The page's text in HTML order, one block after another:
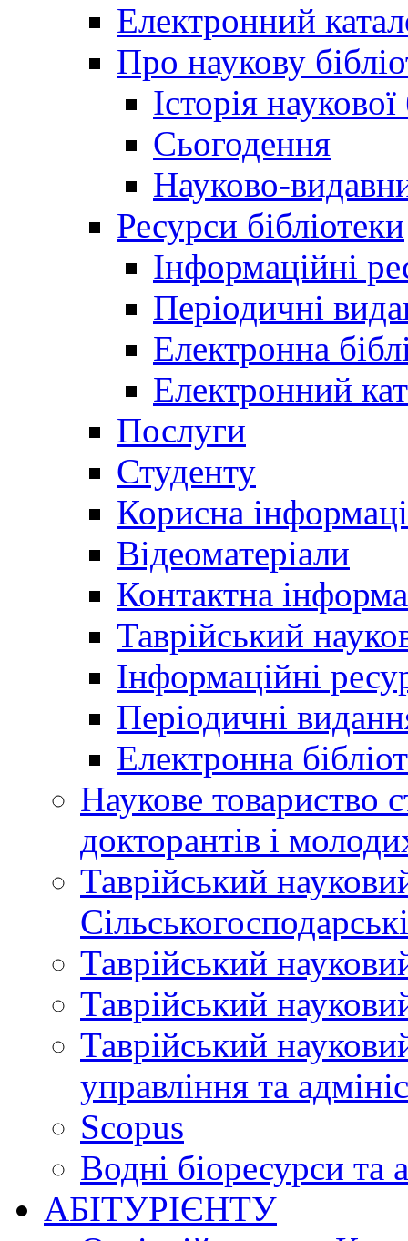
Електронний
Про наукову
Історія
Сьогодення
Науково-
Ресурси бібліотеки
Інформаційні
Періодичні
Електронна
Електронний
Послуги
Студенту
Корисна
Відеоматеріали
Контактна
Таврійський
Інформаційні
Періодичні
Електронна
Наукове товариство
докторантів і
Таврійський
Таврійський
Таврійський
Таврійський
управління та
Scopus
Водні біоресурси та
АБІТУРІЄНТУ